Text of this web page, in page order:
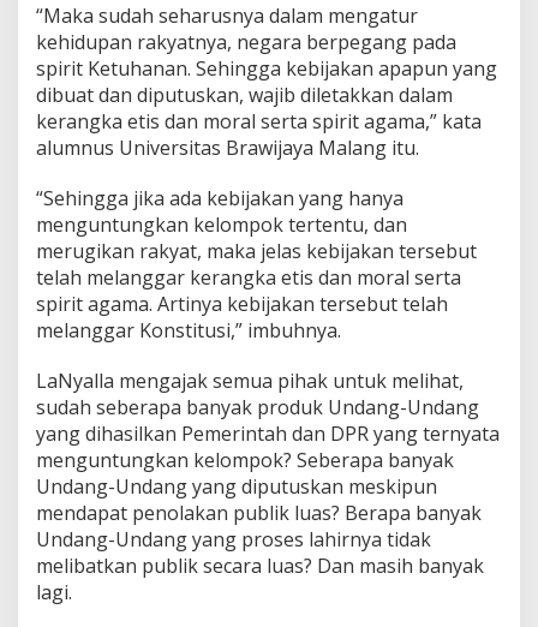
“Maka sudah seharusnya dalam mengatur
kehidupan rakyatnya, negara berpegang pada
spirit Ketuhanan. Sehingga kebijakan apapun yang
dibuat dan diputuskan, wajib diletakkan dalam
kerangka etis dan moral serta spirit agama,” kata
alumnus Universitas Brawijaya Malang itu.
“Sehingga jika ada kebijakan yang hanya
menguntungkan kelompok tertentu, dan
merugikan rakyat, maka jelas kebijakan tersebut
telah melanggar kerangka etis dan moral serta
spirit agama. Artinya kebijakan tersebut telah
melanggar Konstitusi,” imbuhnya.
LaNyalla mengajak semua pihak untuk melihat,
sudah seberapa banyak produk Undang-Undang
yang dihasilkan Pemerintah dan DPR yang ternyata
menguntungkan kelompok? Seberapa banyak
Undang-Undang yang diputuskan meskipun
mendapat penolakan publik luas? Berapa banyak
Undang-Undang yang proses lahirnya tidak
melibatkan publik secara luas? Dan masih banyak
lagi.